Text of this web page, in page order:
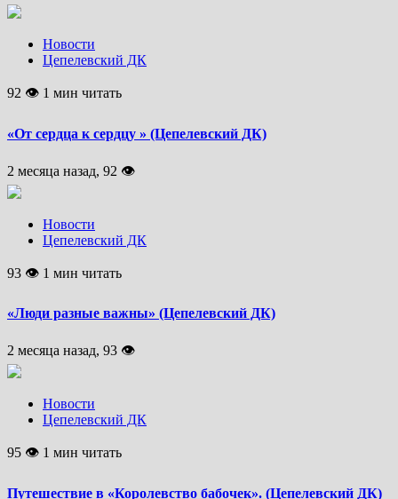
Новости
Цепелевский ДК
92 👁 1 мин читать
«От сердца к сердцу » (Цепелевский ДК)
2 месяца назад, 92 👁
Новости
Цепелевский ДК
93 👁 1 мин читать
«Люди разные важны» (Цепелевский ДК)
2 месяца назад, 93 👁
Новости
Цепелевский ДК
95 👁 1 мин читать
Путешествие в «Королевство бабочек». (Цепелевский ДК)